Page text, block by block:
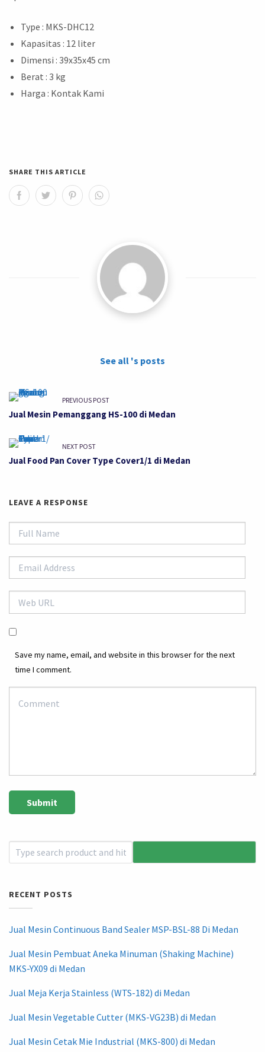
Type : MKS-DHC12
Kapasitas : 12 liter
Dimensi : 39x35x45 cm
Berat : 3 kg
Harga : Kontak Kami
SHARE THIS ARTICLE
See all 's posts
PREVIOUS POST
Jual Mesin Pemanggang HS-100 di Medan
NEXT POST
Jual Food Pan Cover Type Cover1/1 di Medan
LEAVE A RESPONSE
Save my name, email, and website in this browser for the next
time I comment.
RECENT POSTS
Jual Mesin Continuous Band Sealer MSP-BSL-88 Di Medan
Jual Mesin Pembuat Aneka Minuman (Shaking Machine)
MKS-YX09 di Medan
Jual Meja Kerja Stainless (WTS-182) di Medan
Jual Mesin Vegetable Cutter (MKS-VG23B) di Medan
Jual Mesin Cetak Mie Industrial (MKS-800) di Medan